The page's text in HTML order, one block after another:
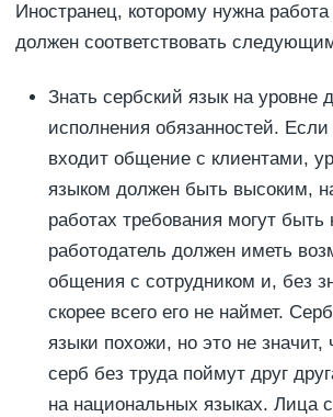
Иностранец, которому нужна
должен соответствовать
Знать сербский язык на уровне
исполнения обязанностей. Если
входит общение с клиентами,
языком должен быть высоким,
работах требования могут
работодатель должен иметь
общения с сотрудником и, без
скорее всего его не наймет.
языки похожи, но это не значит,
серб без труда поймут друг
на национальных языках. Лица